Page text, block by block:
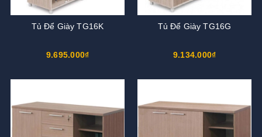
Tủ Để Giày TG16K
9.695.000₫
Tủ Để Giày TG16G
9.134.000₫